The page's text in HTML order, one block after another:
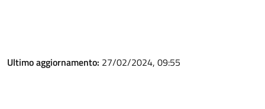
Ultimo aggiornamento: 27/02/2024, 09:55